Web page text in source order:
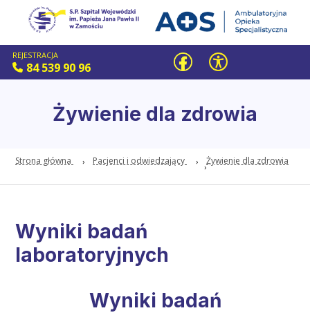
REJESTRACJA
84 539 90 96
Żywienie dla zdrowia
Strona główna Pacjenci i odwiedzający Żywienie dla zdrowia
Wyniki badań
laboratoryjnych
Wyniki badań